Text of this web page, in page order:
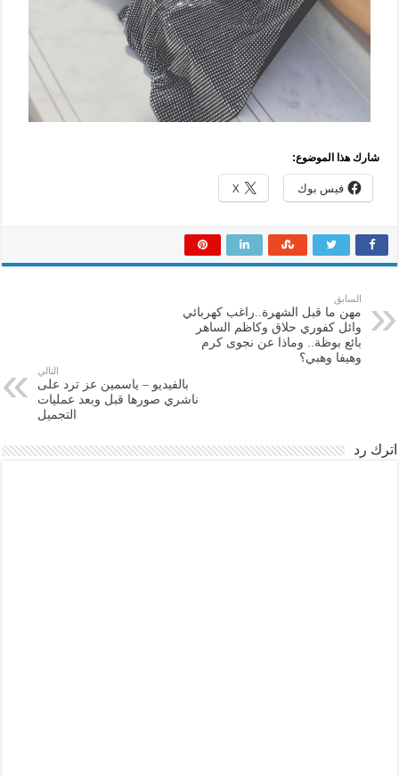
شارك هذا الموضوع:
فيس بوك X
السابق
مهن ما قبل الشهرة..راغب كهربائي
وائل كفوري حلاق وكاظم الساهر
بائع بوظة.. وماذا عن نجوى كرم
وهيفا وهبي؟
التالي
بالفيديو – ياسمين عز ترد على
ناشري صورها قبل وبعد عمليات
التجميل
اترك رد